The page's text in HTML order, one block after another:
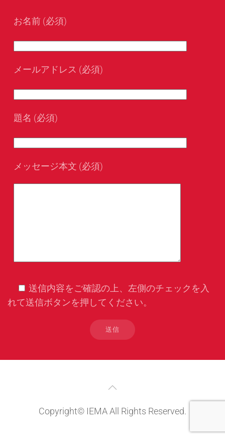
お名前 (必須)
メールアドレス (必須)
題名 (必須)
メッセージ本文 (必須)
送信内容をご確認の上、左側のチェックを入
れて送信ボタンを押してください。
Copyright© IEMA All Rights Reserved.